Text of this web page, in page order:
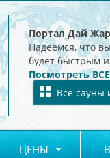
Портал Дай
Надеемся, что
будет быстрым
Посмотреть
Все сауны
ЦЕНЫ